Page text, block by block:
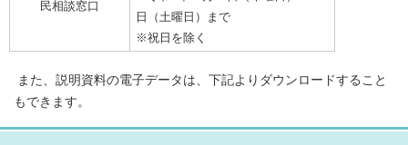
民相談窓口
日（土曜日）まで
※祝日を除く
また、説明資料の電子データは、下記よりダウンロードすること
もできます。